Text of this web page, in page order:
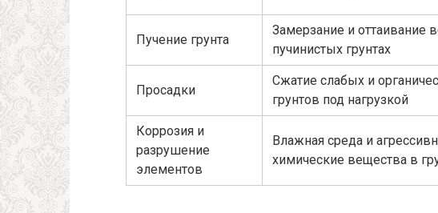
Пучение грунта
Замерзание и оттаивание
пучинистых грунтах
Просадки
Сжатие слабых и
грунтов под нагрузкой
Коррозия и
разрушение
элементов
Влажная среда и
химические вещества в